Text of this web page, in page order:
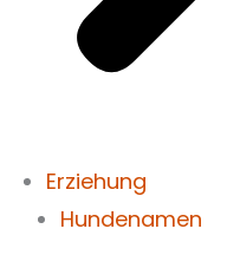
Erziehung
Hundenamen